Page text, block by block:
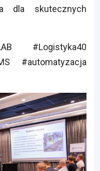
dla skutecznych
#Logistyka40
#automatyzacja